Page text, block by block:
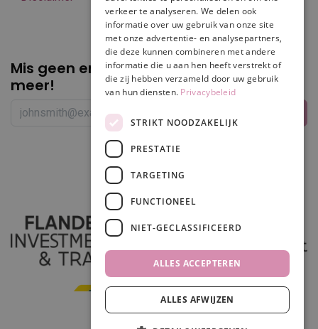
In winkelwagen
Mis geen enkelepromotie of korting
meer!
verkeer te analyseren. We delen ook
informatie over uw gebruik van onze site
met onze advertentie- en analysepartners,
die deze kunnen combineren met andere
informatie die u aan hen heeft verstrekt of
die zij hebben verzameld door uw gebruik
van hun diensten. Privacybeleid
STRIKT NOODZAKELIJK
PRESTATIE
TARGETING
FUNCTIONEEL
NIET-GECLASSIFICEERD
ALLES ACCEPTEREN
ALLES AFWIJZEN